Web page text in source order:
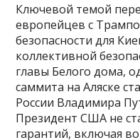
Ключевой темой
европейцев с
безопасности для
коллективной
главы Белого дома,
саммита на Аляске
России Владимира
Президент США не
гарантий, включая